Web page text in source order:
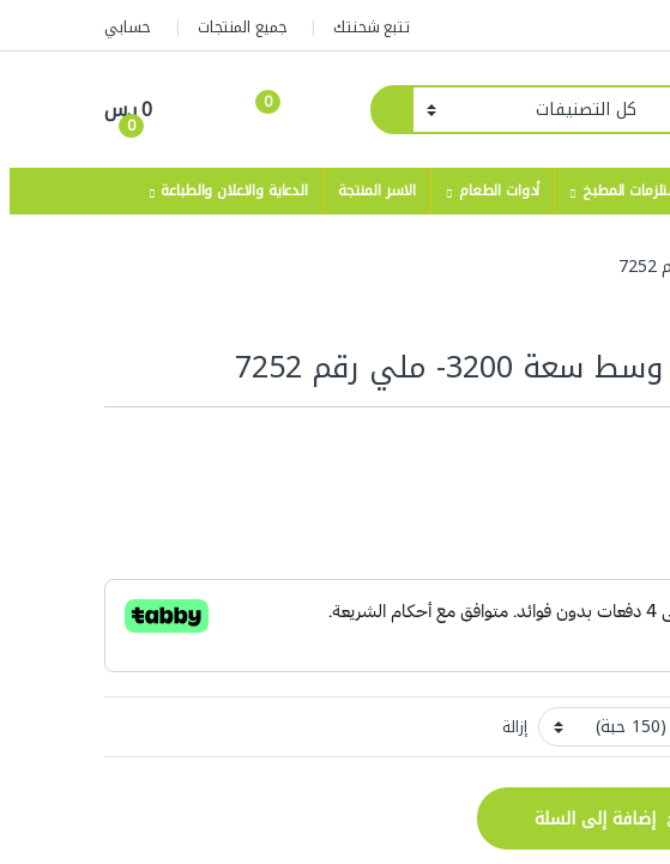
تتبع شحنتك جميع المنتجات حسابي
0
0 0ر.س
المطبخ أدوات الطعام الاسر المنتجة الدعاية والاعلان والطباعة
ملي رقم 7252
إزالة
إضافة إلى السلة